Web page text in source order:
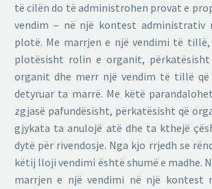
të cilën do të administrohen provat e
vendim – në një kontest administrativ
plotë. Me marrjen e një vendimi të
plotësisht rolin e organit,
organit dhe merr një vendim të tillë që
detyruar ta marrë. Me këtë
zgjasë pafundësisht, përkatësisht që
gjykata ta anulojë atë dhe ta kthejë
dytë për rivendosje. Nga kjo rrjedh se
këtij lloji vendimi është shumë e madhe.
marrjen e një vendimi në një kontest